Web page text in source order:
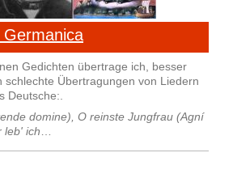
Gedichten übertrage ich, besser
schlechte Übertragungen von Liedern
Deutsche:.
domine), O reinste Jungfrau (Agní
leb' ich